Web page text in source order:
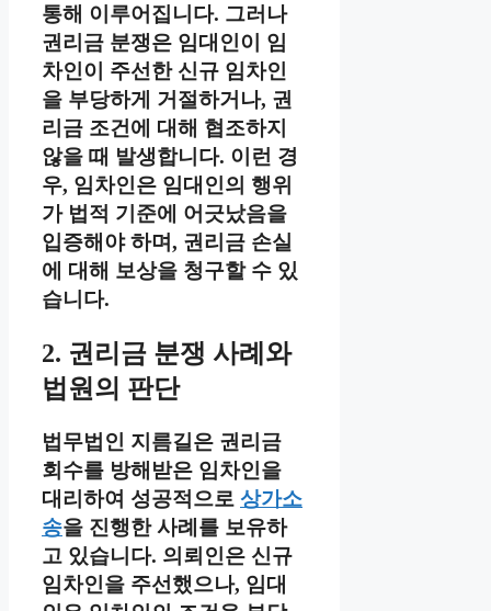
통해 이루어집니다. 그러나
권리금 분쟁은 임대인이 임
차인이 주선한 신규 임차인
을 부당하게 거절하거나, 권
리금 조건에 대해 협조하지
않을 때 발생합니다. 이런 경
우, 임차인은 임대인의 행위
가 법적 기준에 어긋났음을
입증해야 하며, 권리금 손실
에 대해 보상을 청구할 수 있
습니다.
2. 권리금 분쟁 사례와
법원의 판단
법무법인 지름길은 권리금
회수를 방해받은 임차인을
대리하여 성공적으로 상가소
송을 진행한 사례를 보유하
고 있습니다. 의뢰인은 신규
임차인을 주선했으나, 임대